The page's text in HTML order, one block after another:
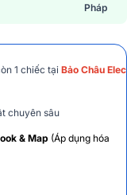
Pháp
1 chiếc tại Bảo Châu Elec
chuyên sâu
& Map (Áp dụng hóa